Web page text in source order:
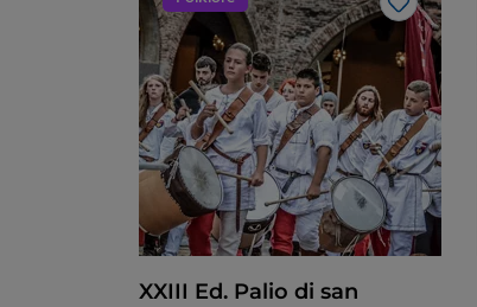
Like
XXIII Ed. Palio di san